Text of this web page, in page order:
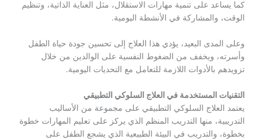
كما يساعد على تنمية مهارات الاستقلال، مثل العناية الذاتية، وتنظيم
الوقت، والمشاركة في الأنشطة اليومية.
وعلى المدى البعيد، يؤدي هذا العلاج إلى تحسين جودة حياة الطفل
وأسرته، ويخفف من الضغوط النفسية على الوالدين من خلال
تزويدهم بالأدوات اللازمة للتعامل مع التحديات اليومية.
التقنيات المستخدمة في العلاج السلوكي التطبيقي
يعتمد العلاج السلوكي التطبيقي على مجموعة من الأساليب
التدريبية، منها التدريب المنظم الذي يركز على تعليم المهارات خطوة
بخطوة، والتدريب في البيئة الطبيعية الذي يشجع الطفل على